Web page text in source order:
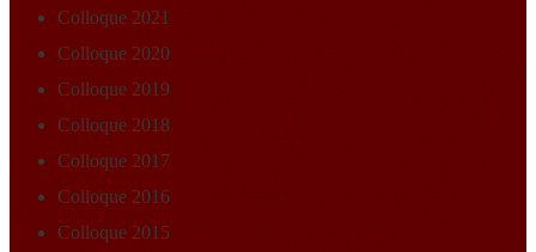
Colloque 2021
Colloque 2020
Colloque 2019
Colloque 2018
Colloque 2017
Colloque 2016
Colloque 2015